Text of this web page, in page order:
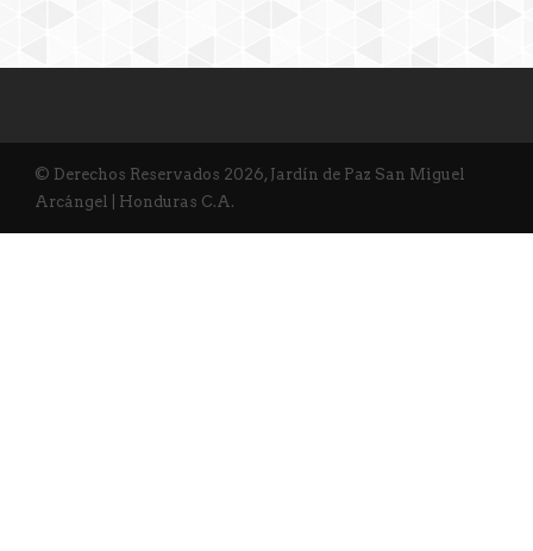
© Derechos Reservados 2026, Jardín de Paz San Miguel
Arcángel | Honduras C.A.